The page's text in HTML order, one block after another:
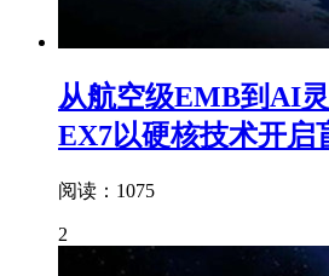
从航空级EMB到AI
EX7以硬核技术开启
阅读：1075
2